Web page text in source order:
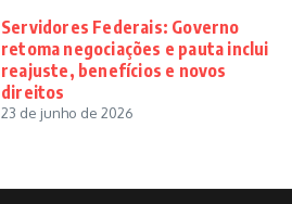
Servidores Federais: Governo
retoma negociações e pauta inclui
reajuste, benefícios e novos
direitos
23 de junho de 2026